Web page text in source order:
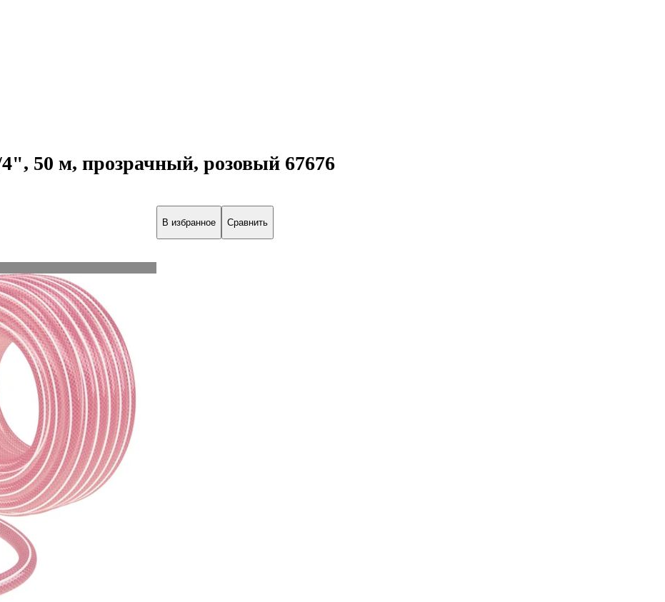
50 м, прозрачный, розовый 67676
В избранное Сравнить